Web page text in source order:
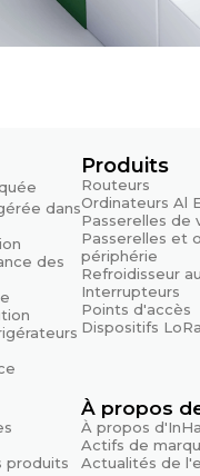
dans
des
Produits
Routeurs
Ordinateurs Al
Passerelles de
Passerelles et
périphérie
Refroidisseur
Interrupteurs
Points d'accès
Dispositifs
produits
À propos
À propos
Actifs de
Actualités de